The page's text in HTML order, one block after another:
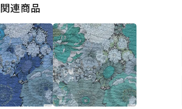
関連商品